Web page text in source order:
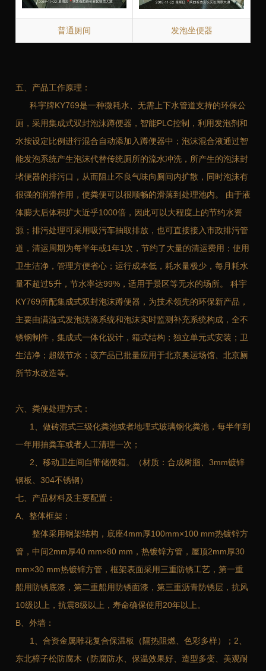
普通厕间 发泡坐便器
五、产品工作原理：
科宇牌KY769是一种微耗水、无需上下水管道支持的环保公
厕，采用集成式双封泡沫蹲便器，智能PLC控制，利用发泡剂和
水按设定比例进行混合自动添加入蹲便器中；泡沫混合液通过智
能发泡系统产生泡沫代替传统厕所的流水冲洗，所产生的泡沫封
堵便器的排污口，从而阻止不良气味向厕间内扩散，同时泡沫有
很强的润滑作用，使粪便可以很顺畅的滑落到处理池内。 由于液
体膨大后体积扩大近乎1000倍，因此可以大程度上的节约水资
源；排污处理可采用吸污车抽取排放，也可直接接入市政排污管
道，清运周期为每半年或1年1次，节约了大量的清运费用；使用
卫生洁净，管理方便省心；运行成本低，耗水量极少，每月耗水
量不超过5升，节水率达99%，适用于景区等无水的场所。 科宇
KY769所配集成式双封泡沫蹲便器，为技术领先的环保新产品，
主要由满溢式发泡洗涤系统和泡沫实时监测补充系统构成，全不
锈钢制件，集成式一体化设计，箱式结构；独立单元式安装；卫
生洁净；超级节水；该产品已批量应用于北京奥运场馆、北京厕
所节水改造等。
六、粪便处理方式：
1、做砖混式三级化粪池或者地埋式玻璃钢化粪池，每半年到
一年用抽粪车或者人工清理一次；
2、移动卫生间自带储便箱。（材质：合成树脂、3mm镀锌
钢板、304不锈钢）
七、产品材料及主要配置：
A、整体框架：
整体采用钢架结构，底座4mm厚100mm×100 mm热镀锌方
管，中间2mm厚40 mm×80 mm，热镀锌方管，屋顶2mm厚30
mm×30 mm热镀锌方管，框架表面采用三重防锈工艺，第一重
船用防锈底漆，第二重船用防锈面漆，第三重沥青防锈层，抗风
10级以上，抗震8级以上，寿命确保使用20年以上。
B、外墙：
1、合资金属雕花复合保温板（隔热阻燃、色彩多样）；2、
东北樟子松防腐木（防腐防水、保温效果好、造型多变、美观耐